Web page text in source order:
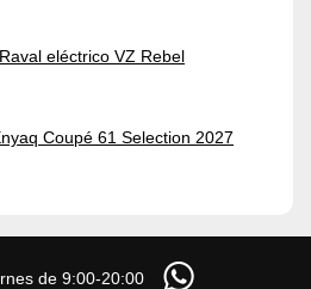
eléctrico VZ Rebel
Coupé 61 Selection 2027
de 9:00-20:00